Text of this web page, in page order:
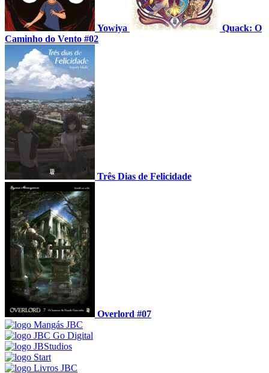
Yowiya
Quack: O
Caminho do Vento #02
Três Dias de Felicidade
Overlord #07